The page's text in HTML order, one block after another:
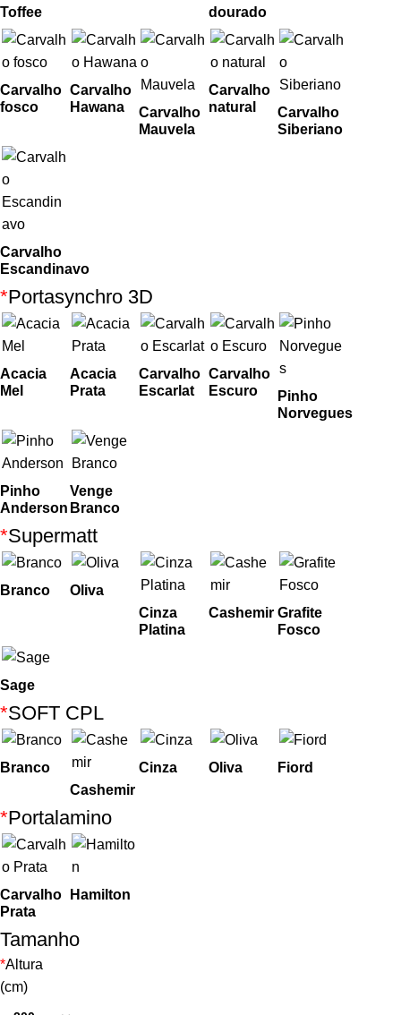
Toffee
dourado
Carvalho
fosco
Carvalho
Hawana
Carvalho
Mauvela
Carvalho
natural
Carvalho
Siberiano
Carvalho
Escandinavo
*Portasynchro 3D
Acacia
Mel
Acacia
Prata
Carvalho
Escarlat
Carvalho
Escuro
Pinho
Norvegues
Pinho
Anderson
Venge
Branco
*Supermatt
Branco
Oliva
Cinza
Platina
Cashemir Grafite
Fosco
Sage
*SOFT CPL
Branco
Cashemir
Cinza Oliva Fiord
*Portalamino
Carvalho
Prata
Hamilton
Tamanho
*Altura
(cm)